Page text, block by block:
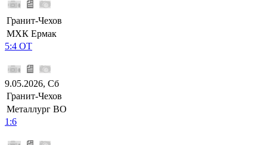
Гранит-Чехов
МХК Ермак
5:4 ОТ
9.05.2026, Сб
Гранит-Чехов
Металлург ВО
1:6